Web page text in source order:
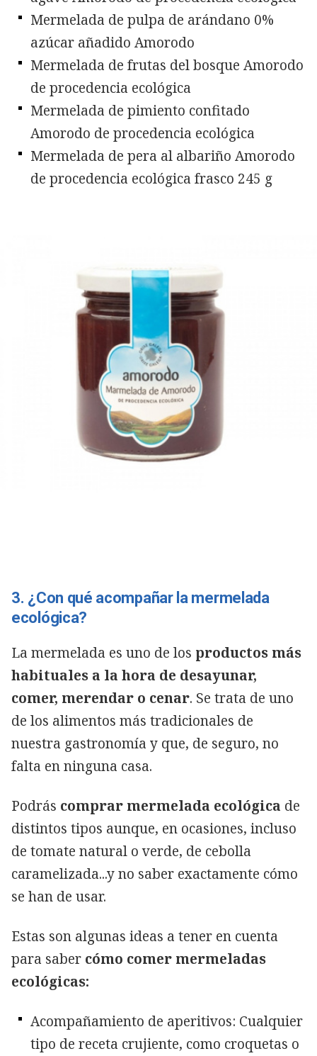
Mermelada de pulpa de arándano 0%
azúcar añadido Amorodo
Mermelada de frutas del bosque Amorodo
de procedencia ecológica
Mermelada de pimiento confitado
Amorodo de procedencia ecológica
Mermelada de pera al albariño Amorodo
de procedencia ecológica frasco 245 g
3. ¿Con qué acompañar la mermelada
ecológica?
La mermelada es uno de los productos más
habituales a la hora de desayunar,
comer, merendar o cenar. Se trata de uno
de los alimentos más tradicionales de
nuestra gastronomía y que, de seguro, no
falta en ninguna casa.
Podrás comprar mermelada ecológica de
distintos tipos aunque, en ocasiones, incluso
de tomate natural o verde, de cebolla
caramelizada...y no saber exactamente cómo
se han de usar.
Estas son algunas ideas a tener en cuenta
para saber cómo comer mermeladas
ecológicas:
Acompañamiento de aperitivos: Cualquier
tipo de receta crujiente, como croquetas o